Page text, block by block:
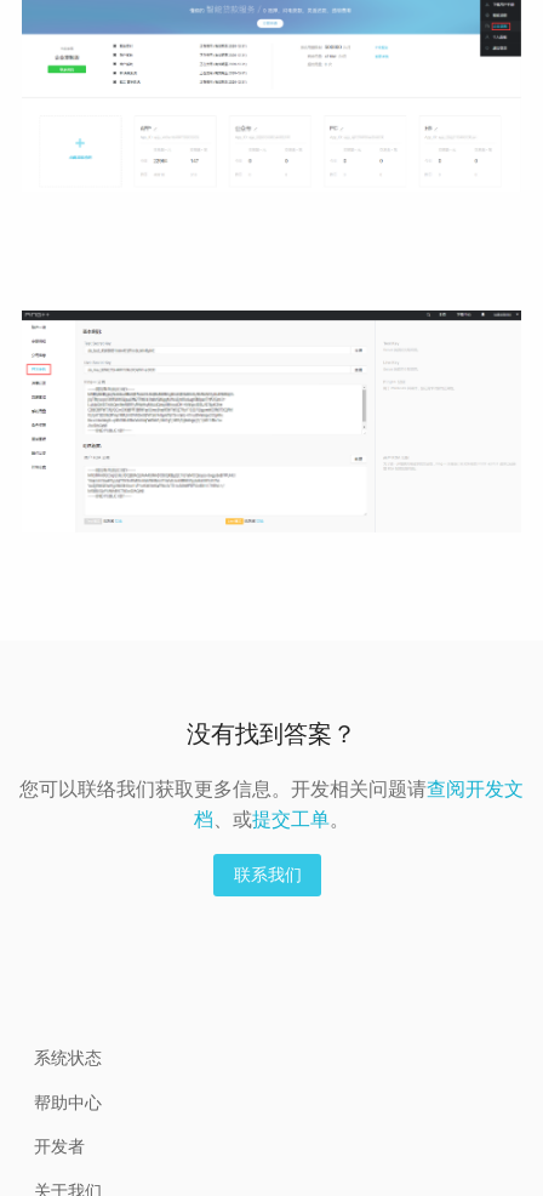
没有找到答案？
您可以联络我们获取更多信息。开发相关问题请查阅开发文
档 、或提交工单。
联系我们
系统状态
帮助中心
开发者
关于我们